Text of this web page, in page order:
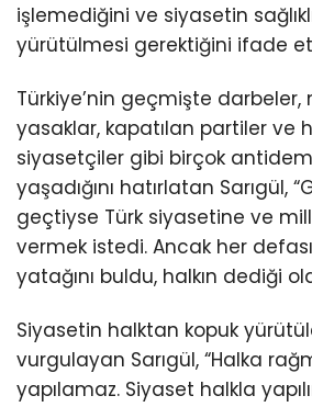
işlemediğini ve siyasetin
yürütülmesi gerektiğini ifade
Türkiye’nin geçmişte darbeler,
yasaklar, kapatılan partiler ve
siyasetçiler gibi birçok
yaşadığını hatırlatan Sarıgül,
geçtiyse Türk siyasetine ve
vermek istedi. Ancak her
yatağını buldu, halkın dediği
Siyasetin halktan kopuk
vurgulayan Sarıgül, “Halka
yapılamaz. Siyaset halkla